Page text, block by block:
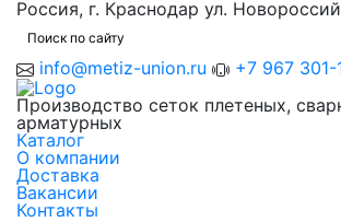
Россия, г. Краснодар ул.
info@metiz-union.ru
+7 967 301-
Производство сеток плетеных,
арматурных
Каталог
О компании
Доставка
Вакансии
Контакты